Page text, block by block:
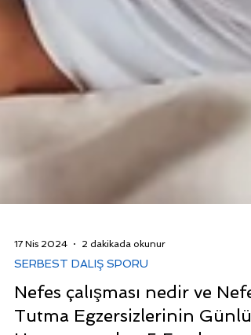
17 Nis 2024 2 dakikada okunur
SERBEST DALIŞ SPORU